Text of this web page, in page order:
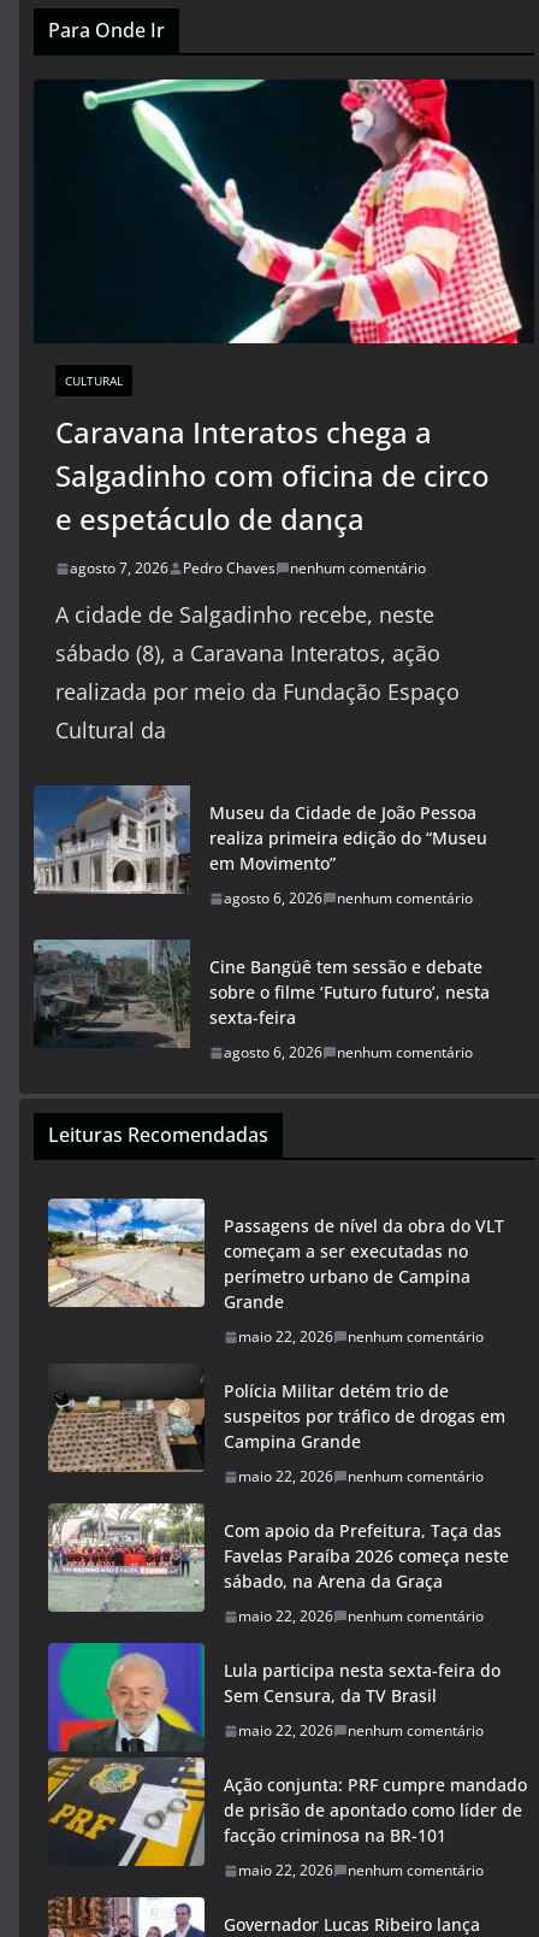
Para Onde Ir
CULTURAL
Caravana Interatos chega a
Salgadinho com oficina de circo
e espetáculo de dança
agosto 7, 2026 Pedro Chaves nenhum comentário
A cidade de Salgadinho recebe, neste
sábado (8), a Caravana Interatos, ação
realizada por meio da Fundação Espaço
Cultural da
Museu da Cidade de João Pessoa
realiza primeira edição do “Museu
em Movimento”
agosto 6, 2026 nenhum comentário
Cine Bangüê tem sessão e debate
sobre o filme ‘Futuro futuro’, nesta
sexta-feira
agosto 6, 2026 nenhum comentário
Leituras Recomendadas
Passagens de nível da obra do VLT
começam a ser executadas no
perímetro urbano de Campina
Grande
maio 22, 2026 nenhum comentário
Polícia Militar detém trio de
suspeitos por tráfico de drogas em
Campina Grande
maio 22, 2026 nenhum comentário
Com apoio da Prefeitura, Taça das
Favelas Paraíba 2026 começa neste
sábado, na Arena da Graça
maio 22, 2026 nenhum comentário
Lula participa nesta sexta-feira do
Sem Censura, da TV Brasil
maio 22, 2026 nenhum comentário
Ação conjunta: PRF cumpre mandado
de prisão de apontado como líder de
facção criminosa na BR-101
maio 22, 2026 nenhum comentário
Governador Lucas Ribeiro lança